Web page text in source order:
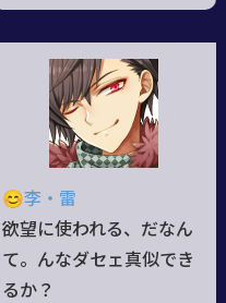
始め、今では首の取れる
こ有名/趣味はメイド服の
収集、中にはメイド服の
概念が壊れるようなもの
も/奉仕精神にあふれ、誰
かのお手伝いをするのが
好きだが仕事の邪魔をす
る者には容赦がなくなる/
最近、体の縫い目がほつ
😊李・雷
欲望に使われる、だなん
て。んなダセェ真似でき
るか？